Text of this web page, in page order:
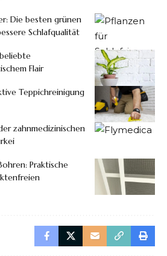
Die besten grünen
Schlafqualität
Flair
Teppichreinigung
zahnmedizinischen
Praktische